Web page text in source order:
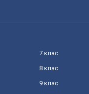
7 клас
8 клас
9 клас